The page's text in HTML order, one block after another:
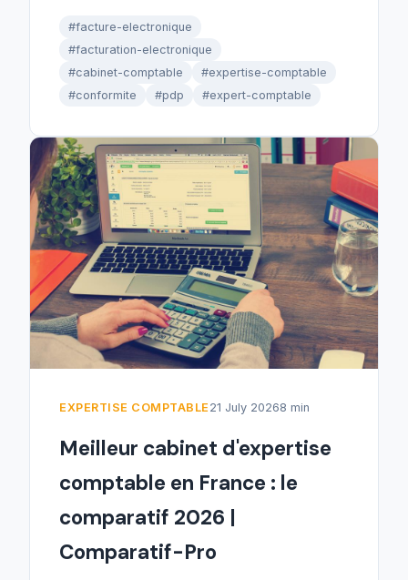
#facture-electronique
#facturation-electronique
#cabinet-comptable
#expertise-comptable
#conformite
#pdp #expert-comptable
EXPERTISE COMPTABLE 21 July 20268 min
Meilleur cabinet d'expertise
comptable en France : le
comparatif 2026 |
Comparatif-Pro